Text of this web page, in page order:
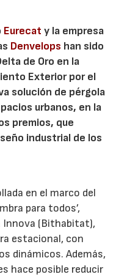
Eurecat y la empresa
Denvelops han sido
de Oro en la
Exterior por el
solución de pérgola
urbanos, en la
premios, que
industrial de los
en el marco del
para todos’,
Innova (Bithabitat),
estacional, con
dinámicos. Además,
hace posible reducir